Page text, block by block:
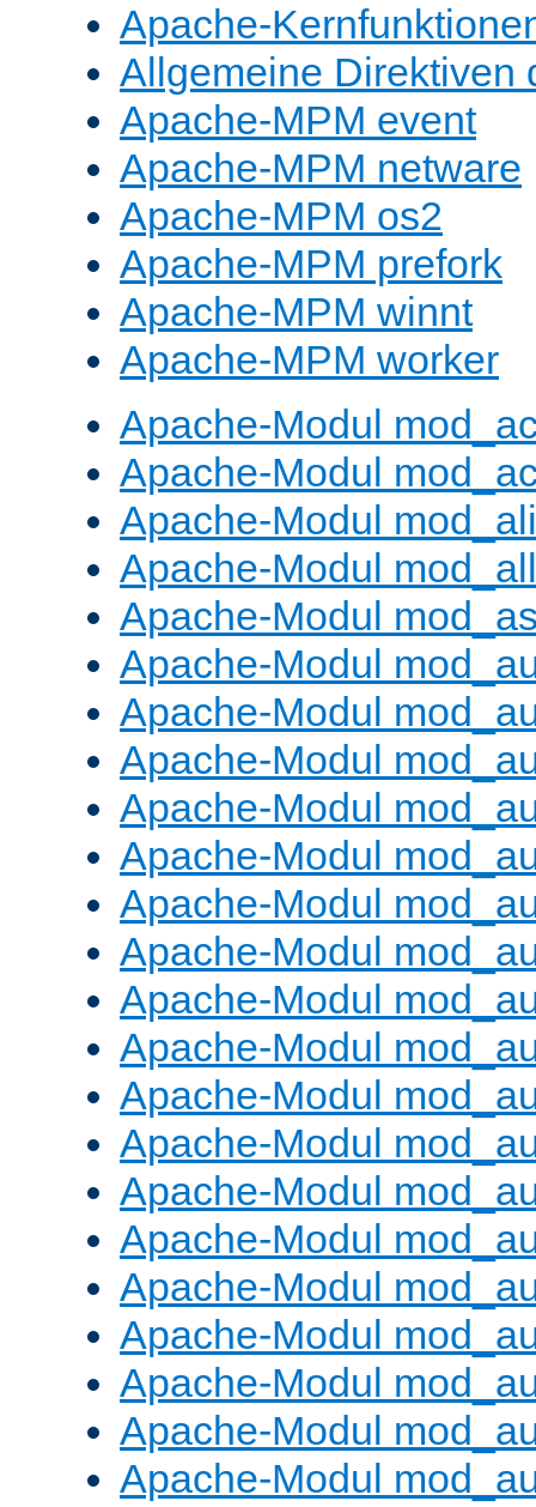
Apache-
Allgemeine Direktiven
Apache-MPM event
Apache-MPM netware
Apache-MPM os2
Apache-MPM prefork
Apache-MPM winnt
Apache-MPM worker
Apache-Modul
Apache-Modul
Apache-Modul
Apache-Modul
Apache-Modul
Apache-Modul
Apache-Modul
Apache-Modul
Apache-Modul
Apache-Modul
Apache-Modul
Apache-Modul
Apache-Modul
Apache-Modul
Apache-Modul
Apache-Modul
Apache-Modul
Apache-Modul
Apache-Modul
Apache-Modul
Apache-Modul
Apache-Modul
Apache-Modul